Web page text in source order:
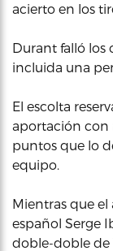
acierto en los
Durant falló los
incluida una
El escolta
aportación con
puntos que lo
equipo.
Mientras que
español Serge
doble-doble de